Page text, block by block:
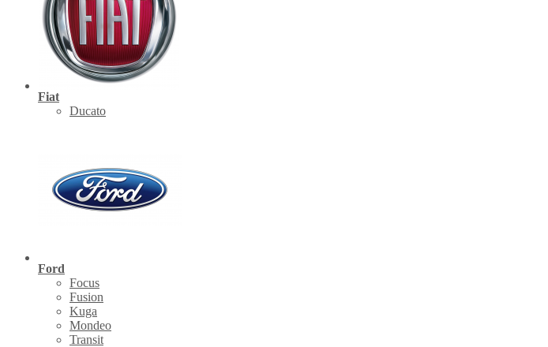
Fiat
Ducato
Ford
Focus
Fusion
Kuga
Mondeo
Transit